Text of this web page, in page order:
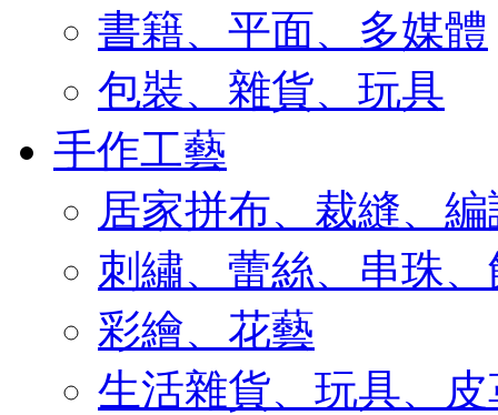
書籍、平面、多媒體
包裝、雜貨、玩具
手作工藝
居家拼布、裁縫、
刺繡、蕾絲、串珠
彩繪、花藝
生活雜貨、玩具、皮